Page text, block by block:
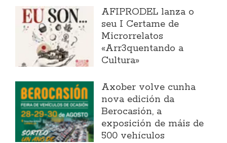
AFIPRODEL lanza o
seu I Certame de
Microrrelatos
«Arr3quentando a
Cultura»
Axober volve cunha
nova edición da
Berocasión, a
exposición de máis de
500 vehículos